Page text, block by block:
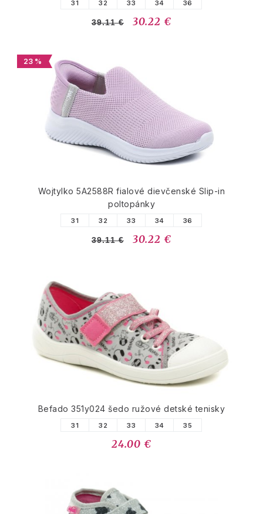
31 32 33 34 36
39.11 € 30.22 €
23 %
Wojtylko 5A2588R fialové dievčenské Slip-in
poltopánky
31 32 33 34 36
39.11 € 30.22 €
Befado 351y024 šedo ružové detské tenisky
31 32 33 34 35
24.00 €